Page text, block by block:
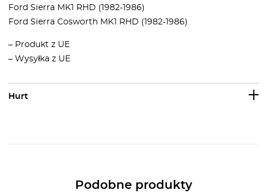
Ford Sierra MK1 RHD (1982-1986)
Ford Sierra Cosworth MK1 RHD (1982-1986)
– Produkt z UE
– Wysyłka z UE
Hurt
Podobne produkty